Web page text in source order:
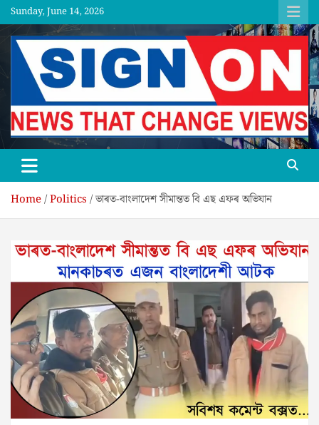
Skip
to
content
Sunday, June 14, 2026
SGNON
Home Politics ভাৰত-বাংলাদেশ সীমান্তত বি এছ এফৰ অভিযান